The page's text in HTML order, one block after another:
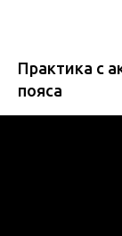
Практика с
пояса